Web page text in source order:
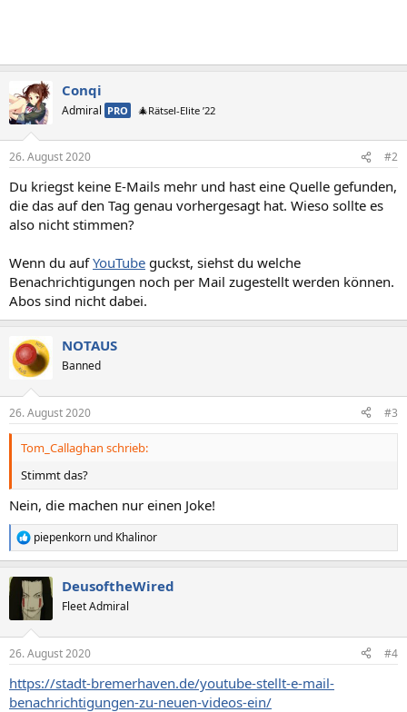
Conqi
Admiral PRO 🎄Rätsel-Elite ’22
26. August 2020 #2
Du kriegst keine E-Mails mehr und hast eine Quelle gefunden,
die das auf den Tag genau vorhergesagt hat. Wieso sollte es
also nicht stimmen?
Wenn du aufYouTube guckst, siehst du welche
Benachrichtigungen noch per Mail zugestellt werden können.
Abos sind nicht dabei.
NOTAUS
Banned
26. August 2020 #3
Tom_Callaghan schrieb:
Stimmt das?
Nein, die machen nur einen Joke!
R
e
e
:
piepenkorn und Khalinor
DeusoftheWired
Fleet Admiral
26. August 2020 #4
https://stadt-bremerhaven.de/youtube-stellt-e-mail-
benachrichtigungen-zu-neuen-videos-ein/